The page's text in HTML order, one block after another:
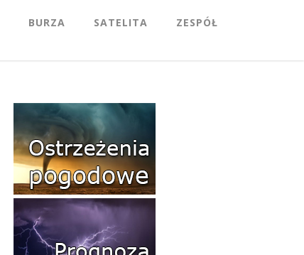
BURZA SATELITA ZESPÓŁ